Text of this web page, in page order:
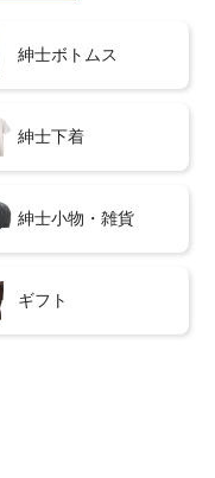
紳士ボトムス
紳士下着
紳士小物・雑貨
ギフト